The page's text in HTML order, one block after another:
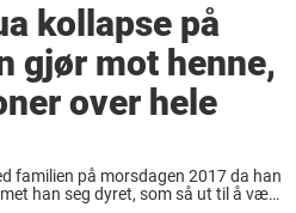
kollapse på
gjør mot henne,
over hele
familien på morsdagen 2017 da han
han seg dyret, som så ut til å være